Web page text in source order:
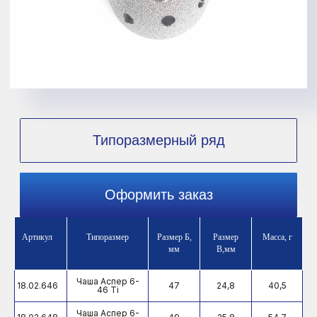
Артикул Типоразмер
Размер Б,
мм
Размер
В,мм
Масса, г
18.02.646
Чаша Аспер 6-
46 Ti
47 24,8 40,5
Чаша Аспер 6-
Количество отверстий 3